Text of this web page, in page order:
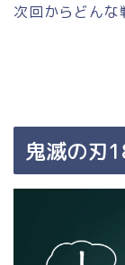
次回からどんな
鬼滅の刃